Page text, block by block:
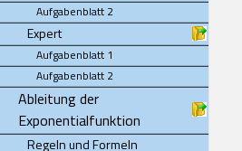
Aufgabenblatt 2
Expert
Aufgabenblatt 1
Aufgabenblatt 2
Ableitung der
Exponentialfunktion
Regeln und Formeln